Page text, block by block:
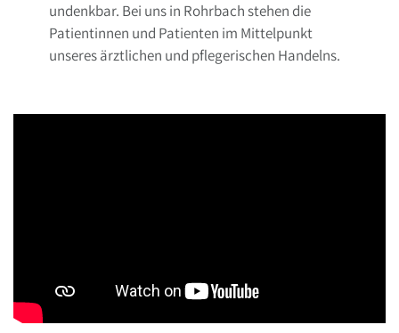
undenkbar. Bei uns in Rohrbach stehen die
Patientinnen und Patienten im Mittelpunkt
unseres ärztlichen und pflegerischen Handelns.